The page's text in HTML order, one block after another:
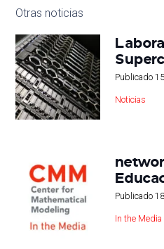
Otras noticias
Publicado
Noticias
Publicado
In the Media